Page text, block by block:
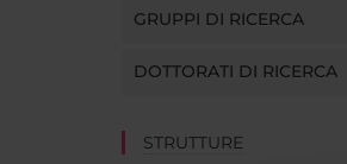
GRUPPI DI RICERCA
DOTTORATI DI RICERCA
STRUTTURE